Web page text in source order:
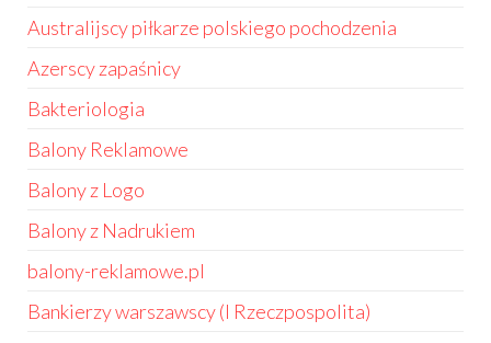
Australijscy piłkarze polskiego pochodzenia
Azerscy zapaśnicy
Bakteriologia
Balony Reklamowe
Balony z Logo
Balony z Nadrukiem
balony-reklamowe.pl
Bankierzy warszawscy (I Rzeczpospolita)